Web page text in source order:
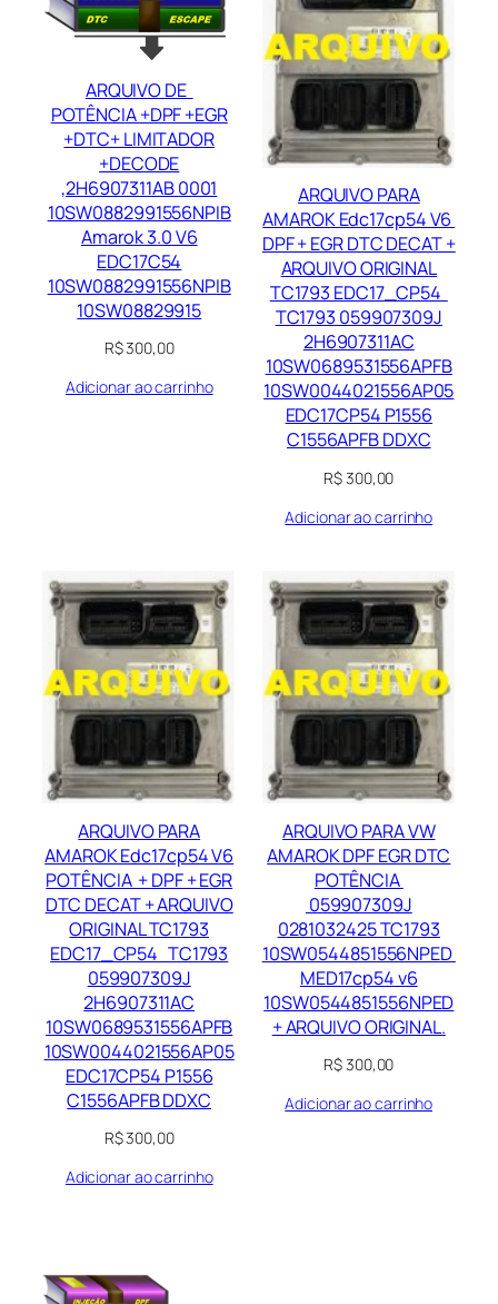
ARQUIVO DE
POTÊNCIA +DPF +EGR
+DTC+ LIMITADOR
+DECODE
,2H6907311AB 0001
10SW0882991556NPIB
Amarok 3.0 V6
EDC17C54
10SW0882991556NPIB
10SW08829915
R$300,00
Adicionar ao carrinho
ARQUIVO PARA
AMAROK Edc17cp54 V6
DPF + EGR DTC DECAT +
ARQUIVO ORIGINAL
TC1793 EDC17_CP54
TC1793 059907309J
2H6907311AC
10SW0689531556APFB
10SW0044021556AP05
EDC17CP54 P1556
C1556APFB DDXC
R$300,00
Adicionar ao carrinho
ARQUIVO PARA
AMAROK Edc17cp54 V6
POTÊNCIA + DPF + EGR
DTC DECAT + ARQUIVO
ORIGINAL TC1793
EDC17_CP54 TC1793
059907309J
2H6907311AC
10SW0689531556APFB
10SW0044021556AP05
EDC17CP54 P1556
C1556APFB DDXC
R$300,00
Adicionar ao carrinho
ARQUIVO PARA VW
AMAROK DPF EGR DTC
POTÊNCIA
059907309J
0281032425 TC1793
10SW0544851556NPED
MED17cp54 v6
10SW0544851556NPED
+ ARQUIVO ORIGINAL.
R$300,00
Adicionar ao carrinho